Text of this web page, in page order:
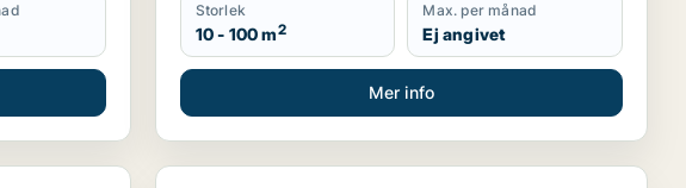
Storlek
10 - 100 m2
Max. per månad
Ej angivet
Mer info